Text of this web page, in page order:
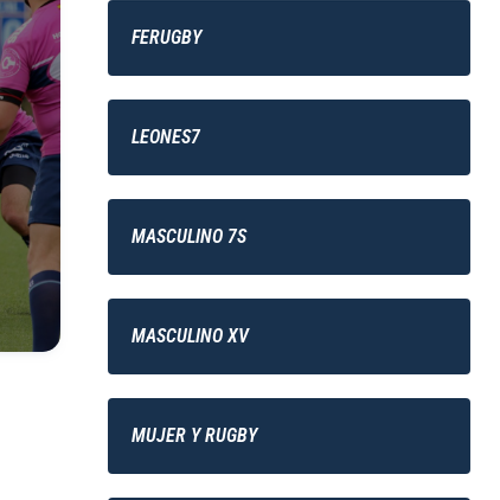
FERUGBY
LEONES7
MASCULINO 7S
MASCULINO XV
MUJER Y RUGBY